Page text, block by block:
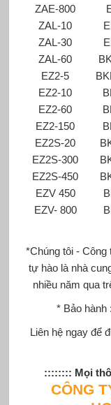
ZAE-800
ZAL-10
ZAL-30
ZAL-60
EZ2-5
EZ2-10
EZ2-60
EZ2-150
EZ2S-20
EZ2S-300
EZ2S-450
EZV 450
EZV- 800
*Chúng tôi -
tự hào là nhà
nhiều năm qua
* Bảo
Liên hệ ngay để
:::::::: Mọi
CÔNG